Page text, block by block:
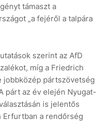
támaszt a
„a fejéről a talpára
szerint az AfD
míg a Friedrich
jobbközép pártszövetség
párt az év elején Nyugat-
is jelentős
a rendőrség